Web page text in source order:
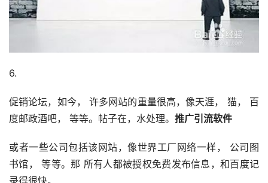
6.
促销论坛，如今， 许多网站的重量很高，像天涯， 猫， 百
度邮政酒吧， 等等。帖子在，水处理。 推广引流软件
或者一些公司包括该网站，像世界工厂网络一样， 公司图
书馆， 等等。那 所有人都被授权免费发布信息，和百度记